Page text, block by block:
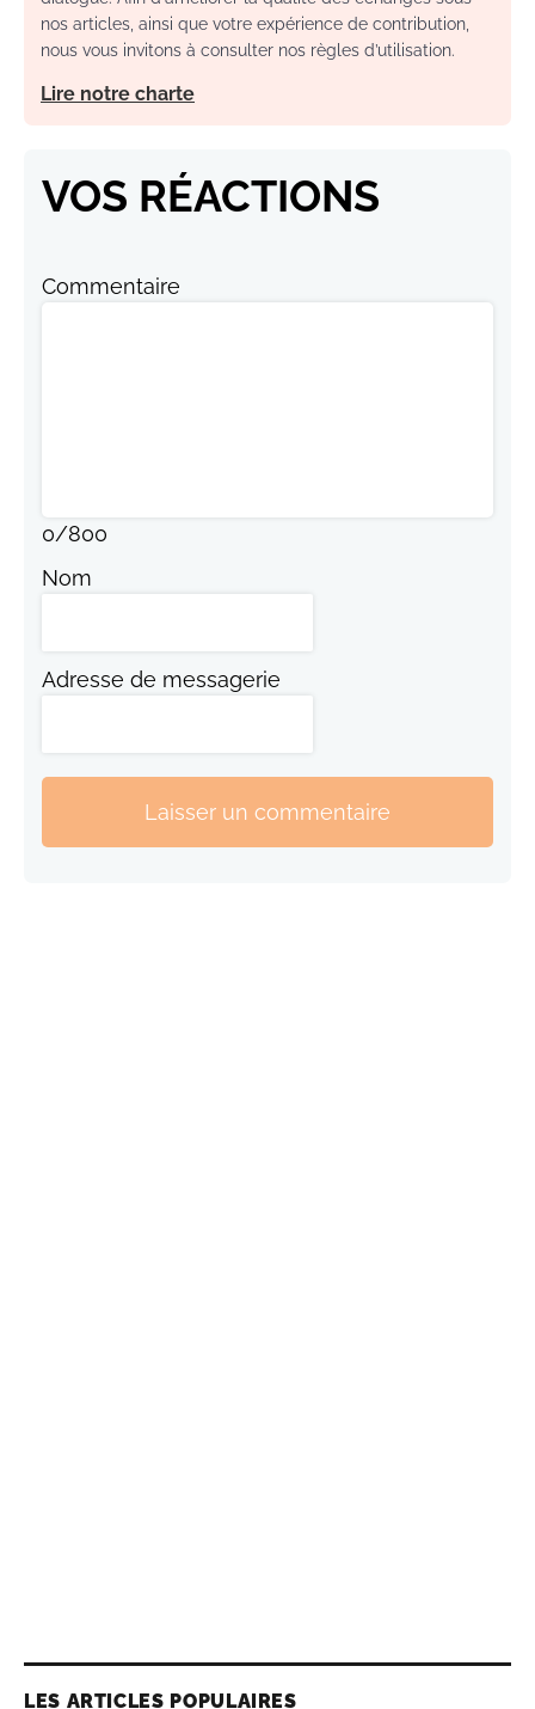
nos articles, ainsi que votre expérience de contribution,
nous vous invitons à consulter nos règles d’utilisation.
Lire notre charte
VOS RÉACTIONS
Commentaire
0/800
Nom
Adresse de messagerie
Laisser un commentaire
LES ARTICLES POPULAIRES